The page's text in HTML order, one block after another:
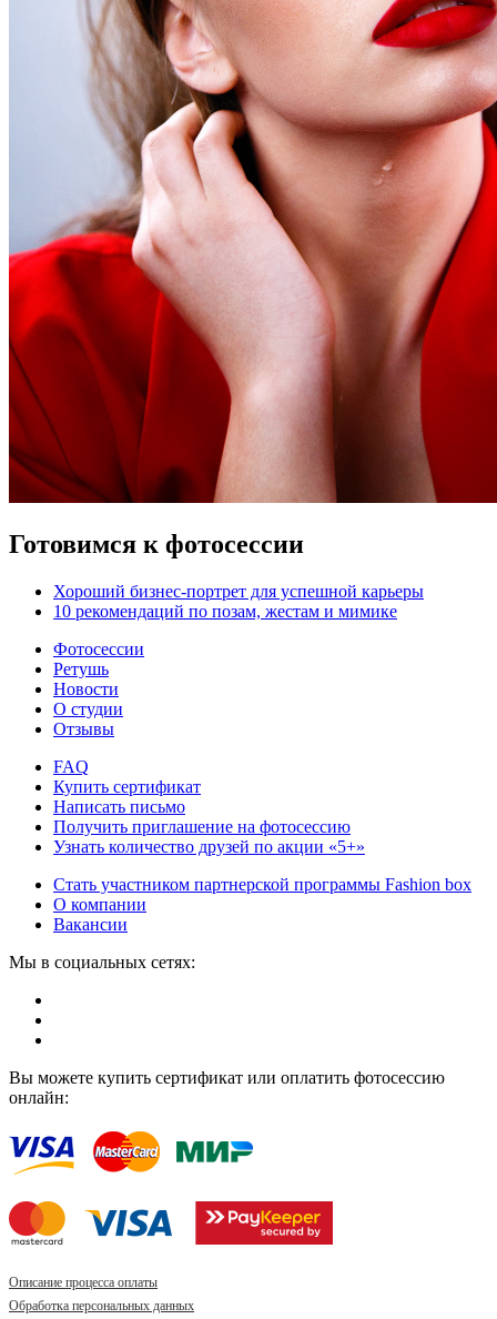
Готовимся к фотосессии
Хороший бизнес-портрет для успешной карьеры
10 рекомендаций по позам, жестам и мимике
Фотосессии
Ретушь
Новости
О студии
Отзывы
FAQ
Купить сертификат
Написать письмо
Получить приглашение на фотосессию
Узнать количество друзей по акции «5+»
Стать участником партнерской программы Fashion box
О компании
Вакансии
Мы в социальных сетях:
Вы можете купить сертификат или оплатить фотосессию
онлайн:
Описание процесса оплаты
Обработка персональных данных